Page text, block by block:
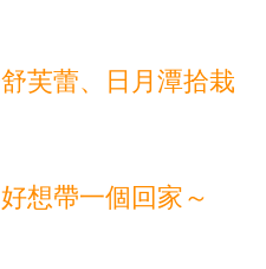
芙蕾、日月潭拾栽
想帶一個回家～